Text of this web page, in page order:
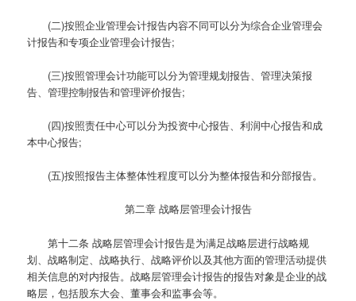
(二)按照企业管理会计报告内容不同可以分为综合企业管理会
计报告和专项企业管理会计报告;
(三)按照管理会计功能可以分为管理规划报告、管理决策报
告、管理控制报告和管理评价报告;
(四)按照责任中心可以分为投资中心报告、利润中心报告和成
本中心报告;
(五)按照报告主体整体性程度可以分为整体报告和分部报告。
第二章 战略层管理会计报告
第十二条 战略层管理会计报告是为满足战略层进行战略规
划、战略制定、战略执行、战略评价以及其他方面的管理活动提供
相关信息的对内报告。战略层管理会计报告的报告对象是企业的战
略层，包括股东大会、董事会和监事会等。